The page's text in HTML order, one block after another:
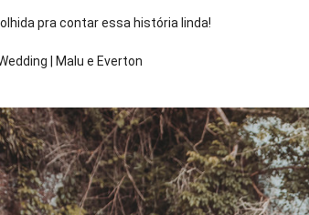
pra contar essa história linda!
| Malu e Everton